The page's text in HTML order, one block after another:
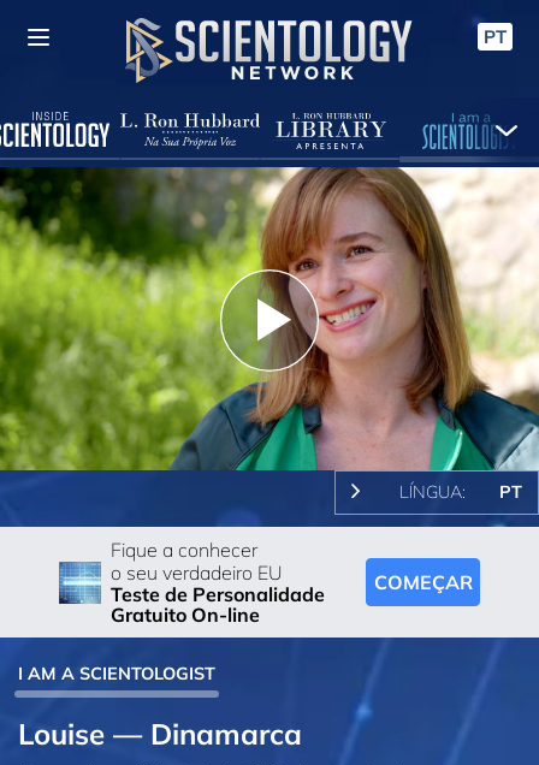
PT
Play
Video
LÍNGUA: PT
Fique a conhecer
o seu verdadeiro EU
Teste de Personalidade
Gratuito On-line
COMEÇAR
I AM A SCIENTOLOGIST
Louise — Dinamarca